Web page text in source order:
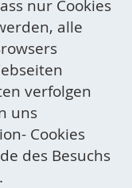
nur Cookies
alle
verfolgen
uns
Cookies
des Besuchs